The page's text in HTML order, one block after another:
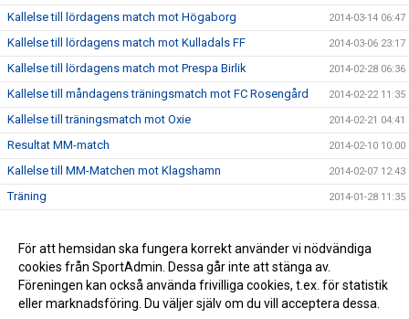
Kallelse till lördagens match mot Högaborg 2014-03-14 06:47
Kallelse till lördagens match mot Kulladals FF 2014-03-06 23:17
Kallelse till lördagens match mot Prespa Birlik 2014-02-28 06:36
Kallelse till måndagens träningsmatch mot FC Rosengård 2014-02-22 11:35
Kallelse till träningsmatch mot Oxie 2014-02-21 04:41
Resultat MM-match 2014-02-10 10:00
Kallelse till MM-Matchen mot Klagshamn 2014-02-07 12:43
Träning 2014-01-28 11:35
Lördagsträningen är inställd 2014-01-17 20:19
2014-01-14 14:02
För att hemsidan ska fungera korrekt använder vi nödvändiga
cookies från SportAdmin. Dessa går inte att stänga av.
Föreningen kan också använda frivilliga cookies, t.ex. för statistik
eller marknadsföring. Du väljer själv om du vill acceptera dessa.